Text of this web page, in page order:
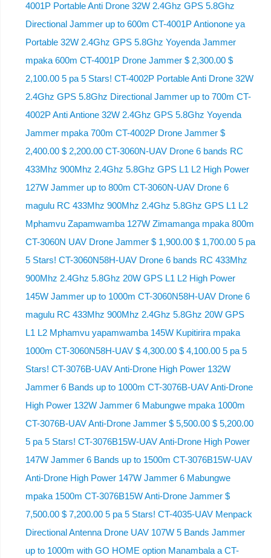
4001P Portable Anti Drone 32W 2.4Ghz GPS 5.8Ghz
Directional Jammer up to 600m CT-4001P Antionone ya
Portable 32W 2.4Ghz GPS 5.8Ghz Yoyenda Jammer
mpaka 600m CT-4001P Drone Jammer $ 2,300.00 $
2,100.00 5 pa 5 Stars! CT-4002P Portable Anti Drone 32W
2.4Ghz GPS 5.8Ghz Directional Jammer up to 700m CT-
4002P Anti Antione 32W 2.4Ghz GPS 5.8Ghz Yoyenda
Jammer mpaka 700m CT-4002P Drone Jammer $
2,400.00 $ 2,200.00 CT-3060N-UAV Drone 6 bands RC
433Mhz 900Mhz 2.4Ghz 5.8Ghz GPS L1 L2 High Power
127W Jammer up to 800m CT-3060N-UAV Drone 6
magulu RC 433Mhz 900Mhz 2.4Ghz 5.8Ghz GPS L1 L2
Mphamvu Zapamwamba 127W Zimamanga mpaka 800m
CT-3060N UAV Drone Jammer $ 1,900.00 $ 1,700.00 5 pa
5 Stars! CT-3060N58H-UAV Drone 6 bands RC 433Mhz
900Mhz 2.4Ghz 5.8Ghz 20W GPS L1 L2 High Power
145W Jammer up to 1000m CT-3060N58H-UAV Drone 6
magulu RC 433Mhz 900Mhz 2.4Ghz 5.8Ghz 20W GPS
L1 L2 Mphamvu yapamwamba 145W Kupitirira mpaka
1000m CT-3060N58H-UAV $ 4,300.00 $ 4,100.00 5 pa 5
Stars! CT-3076B-UAV Anti-Drone High Power 132W
Jammer 6 Bands up to 1000m CT-3076B-UAV Anti-Drone
High Power 132W Jammer 6 Mabungwe mpaka 1000m
CT-3076B-UAV Anti-Drone Jammer $ 5,500.00 $ 5,200.00
5 pa 5 Stars! CT-3076B15W-UAV Anti-Drone High Power
147W Jammer 6 Bands up to 1500m CT-3076B15W-UAV
Anti-Drone High Power 147W Jammer 6 Mabungwe
mpaka 1500m CT-3076B15W Anti-Drone Jammer $
7,500.00 $ 7,200.00 5 pa 5 Stars! CT-4035-UAV Menpack
Directional Antenna Drone UAV 107W 5 Bands Jammer
up to 1000m with GO HOME option Manambala a CT-